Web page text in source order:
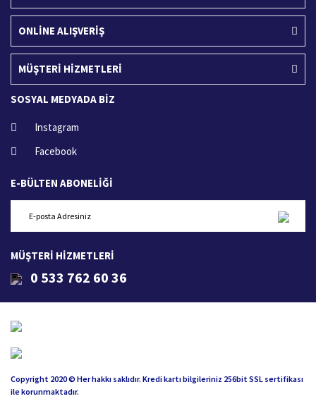
ONLİNE ALIŞVERİŞ
MÜŞTERİ HİZMETLERİ
SOSYAL MEDYADA BİZ
Instagram
Facebook
E-BÜLTEN ABONELİĞİ
MÜŞTERİ HİZMETLERİ
0 533 762 60 36
Copyright 2020 © Her hakkı saklıdır. Kredi kartı bilgileriniz 256bit SSL sertifikası
ile korunmaktadır.